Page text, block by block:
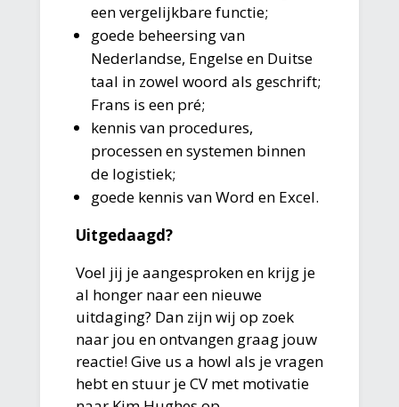
een vergelijkbare functie;
goede beheersing van
Nederlandse, Engelse en Duitse
taal in zowel woord als geschrift;
Frans is een pré;
kennis van procedures,
processen en systemen binnen
de logistiek;
goede kennis van Word en Excel.
Uitgedaagd?
Voel jij je aangesproken en krijg je
al honger naar een nieuwe
uitdaging? Dan zijn wij op zoek
naar jou en ontvangen graag jouw
reactie! Give us a howl als je vragen
hebt en stuur je CV met motivatie